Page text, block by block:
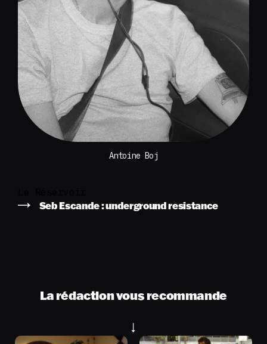
Antoine Boj
Seb Escande : underground resistance
La rédaction vous recommande